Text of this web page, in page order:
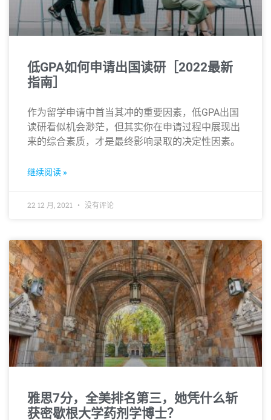
低GPA如何申请出国读研［2022最新
指南］
作为留学申请中首当其冲的重要因素，低GPA出国
读研看似机会渺茫，但其实你在申请过程中展现出
来的综合素质，才是最终影响录取的决定性因素。
继续阅读 »
22 12 月, 2021 没有评论
雅思7分，全美排名第三，她凭什么斩
获密歇根大学药剂学博士？